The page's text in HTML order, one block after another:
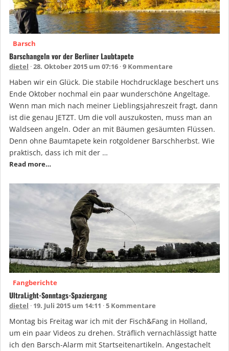
Barsch
Barschangeln vor der Berliner Laubtapete
dietel 28. Oktober 2015 um 07:16 9 Kommentare
Haben wir ein Glück. Die stabile Hochdrucklage beschert uns
Ende Oktober nochmal ein paar wunderschöne Angeltage.
Wenn man mich nach meiner Lieblingsjahreszeit fragt, dann
ist die genau JETZT. Um die voll auszukosten, muss man an
Waldseen angeln. Oder an mit Bäumen gesäumten Flüssen.
Denn ohne Baumtapete kein rotgoldener Barschherbst. Wie
praktisch, dass ich mit der …
Read more…
Fangberichte
UltraLight-Sonntags-Spaziergang
dietel 19. Juli 2015 um 14:11 5 Kommentare
Montag bis Freitag war ich mit der Fisch&Fang in Holland,
um ein paar Videos zu drehen. Sträflich vernachlässigt hatte
ich den Barsch-Alarm mit Startseitenartikeln. Angestachelt